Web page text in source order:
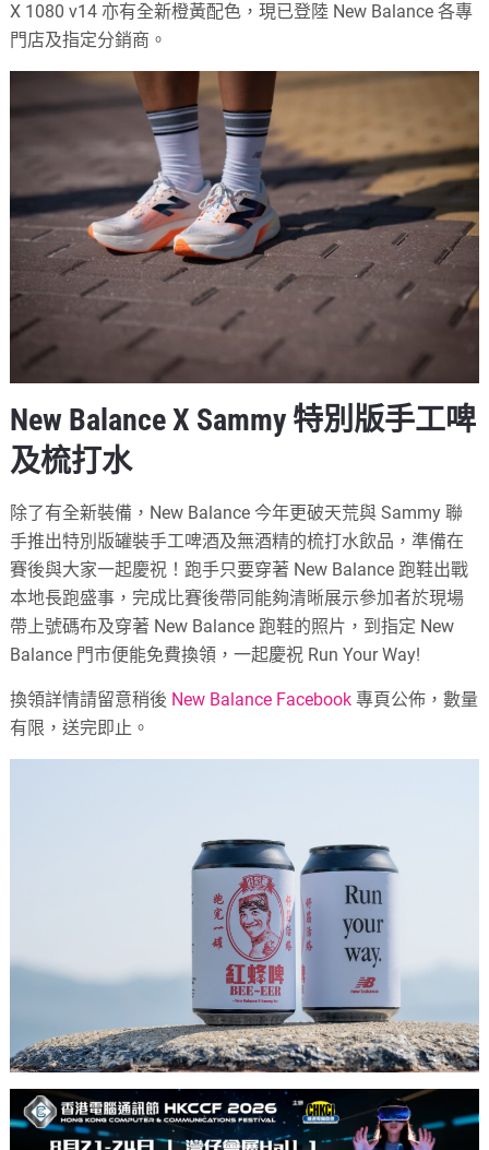
X 1080 v14 亦有全新橙黃配色，現已登陸 New Balance 各專
門店及指定分銷商。
New Balance X Sammy 特別版手工啤
及梳打水
除了有全新裝備，New Balance 今年更破天荒與 Sammy 聯
手推出特別版罐裝手工啤酒及無酒精的梳打水飲品，準備在
賽後與大家一起慶祝！跑手只要穿著 New Balance 跑鞋出戰
本地長跑盛事，完成比賽後帶同能夠清晰展示參加者於現場
帶上號碼布及穿著 New Balance 跑鞋的照片，到指定 New
Balance 門市便能免費換領，一起慶祝 Run Your Way!
換領詳情請留意稍後 New Balance Facebook 專頁公佈，數量
有限，送完即止。